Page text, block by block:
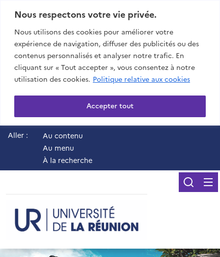
Nous respectons votre vie privée.
Nous utilisons des cookies pour améliorer votre
expérience de navigation, diffuser des publicités ou des
contenus personnalisés et analyser notre trafic. En
cliquant sur « Tout accepter », vous consentez à notre
utilisation des cookies. Politique relative aux cookies
Accepter tout
Aller :
Au contenu
Au menu
À la recherche